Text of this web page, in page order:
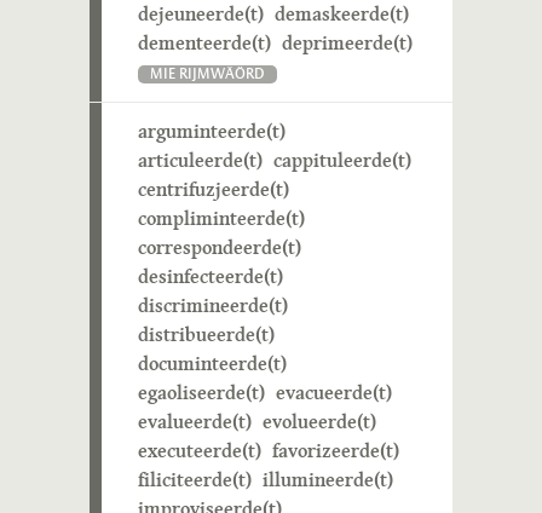
dejeuneerde(t) demaskeerde(t)
dementeerde(t) deprimeerde(t)
MIE RIJMWÄÖRD
arguminteerde(t)
articuleerde(t) cappituleerde(t)
centrifuzjeerde(t)
compliminteerde(t)
correspondeerde(t)
desinfecteerde(t)
discrimineerde(t)
distribueerde(t)
documinteerde(t)
egaoliseerde(t) evacueerde(t)
evalueerde(t) evolueerde(t)
executeerde(t) favorizeerde(t)
filiciteerde(t) illumineerde(t)